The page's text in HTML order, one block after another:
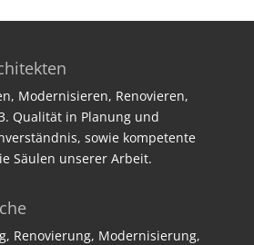
Modernisieren, Renovieren,
Qualität in Planung und
sowie kompetente
Säulen unserer Arbeit.
Renovierung, Modernisierung,